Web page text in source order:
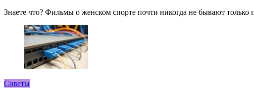
Знаете что? Фильмы о женском спорте почти никогда не бывают только
Советы